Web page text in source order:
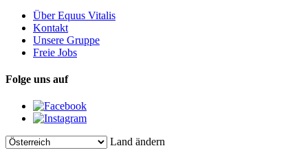
Über Equus Vitalis
Kontakt
Unsere Gruppe
Freie Jobs
Folge uns auf
Land ändern